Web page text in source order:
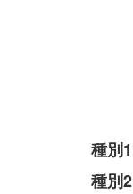
種別1
種別2